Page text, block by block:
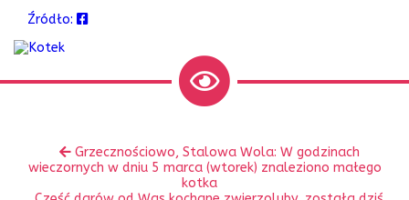
Źródło:
inne
Poprzedni
wpis:
Grzecznościowo, Stalowa Wola: W godzinach
wieczornych w dniu 5 marca (wtorek) znaleziono małego
kotka